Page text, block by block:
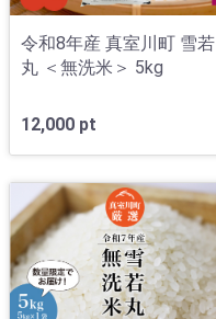
令和8年産 真室川町 雪若
丸 ＜無洗米＞ 5kg
12,000 pt